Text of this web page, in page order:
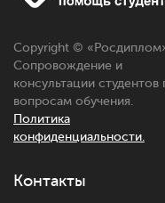
Copyright © « Росдиплом
Сопровождение и
консультации студентов
вопросам обучения.
Политика
конфиденциальности.
Контакты